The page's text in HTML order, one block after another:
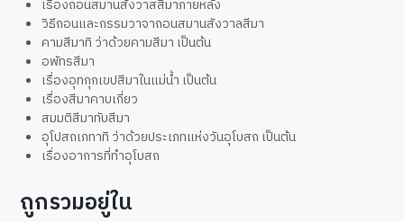
เรื่องถอนสมานสังวาสสีมาภายหลัง
วิธีถอนและกรรมวาจาถอนสมานสังวาลสีมา
คามสีมาทิ ว่าด้วยคามสีมา เป็นต้น
อพัทรสีมา
เรื่องอุทกุกเขปสีมาในแม่น้ำ เป็นต้น
เรื่องสีมาคาบเกี่ยว
สมมติสีมาทับสีมา
อุโปสถเภทาทิ ว่าด้วยประเภทแห่งวันอุโบสถ เป็นต้น
เรื่องอาการที่ทำอุโบสถ
ถูกรวมอยู่ใน